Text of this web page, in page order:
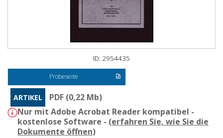
ID: 2954435
Probeseite
ARTIKEL
PDF (0,22 Mb)
Nur mit Adobe Acrobat Reader kompatibel -
kostenlose Software - (erfahren Sie, wie Sie die
Dokumente öffnen)